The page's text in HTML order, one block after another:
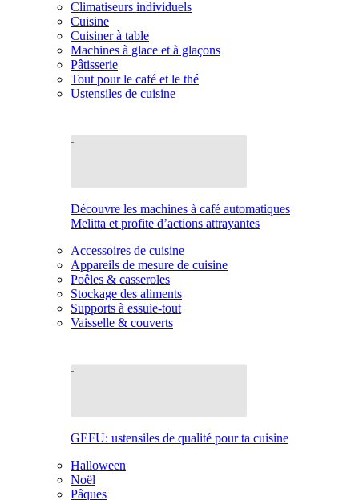
Climatiseurs individuels
Cuisine
Cuisiner à table
Machines à glace et à glaçons
Pâtisserie
Tout pour le café et le thé
Ustensiles de cuisine
Découvre les machines à café automatiques
Melitta et profite d’actions attrayantes
Accessoires de cuisine
Appareils de mesure de cuisine
Poêles & casseroles
Stockage des aliments
Supports à essuie-tout
Vaisselle & couverts
GEFU: ustensiles de qualité pour ta cuisine
Halloween
Noël
Pâques